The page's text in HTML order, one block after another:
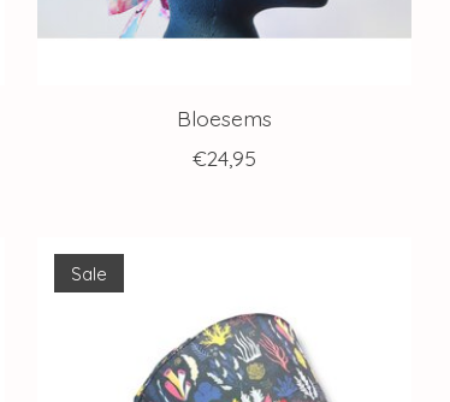
Bloesems
€24,95
Sale